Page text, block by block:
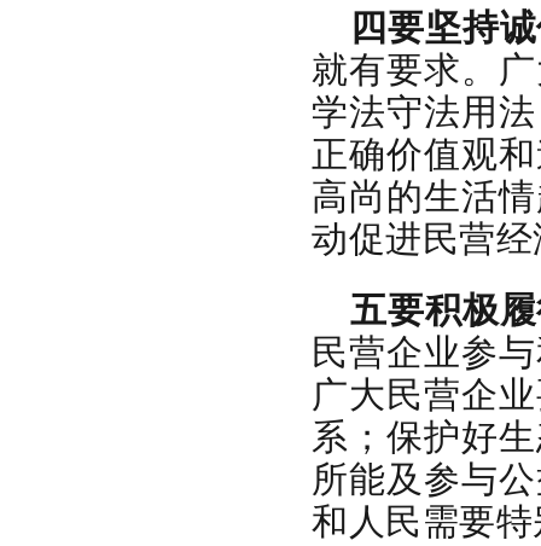
四要坚持
就有要求。
学法守法用
正确价值观
高尚的生活
动促进民营
五要积极
民营企业参
广大民营企
系；保护好
所能及参与
和人民需要